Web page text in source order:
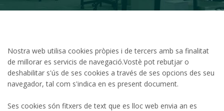
Nostra web utilisa cookies pròpies i de tercers amb sa finalitat
de millorar es servicis de navegació.Vostè pot rebutjar o
deshabilitar s'ús de ses cookies a través de ses opcions des seu
navegador, tal com s'indica en es present document.
Ses cookies són fitxers de text que es lloc web envia an es